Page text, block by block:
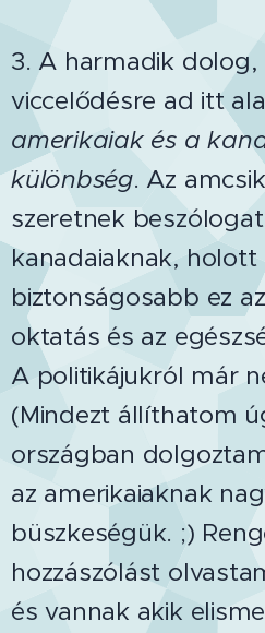
3. A harmadik
viccelődésre ad itt
amerikaiak és a
különbség. Az
szeretnek
kanadaiaknak, holott
biztonságosabb ez
oktatás és az
A politikájukról már
(Mindezt állíthatom
országban
az amerikaiaknak
büszkeségük. ;)
hozzászólást
és vannak akik